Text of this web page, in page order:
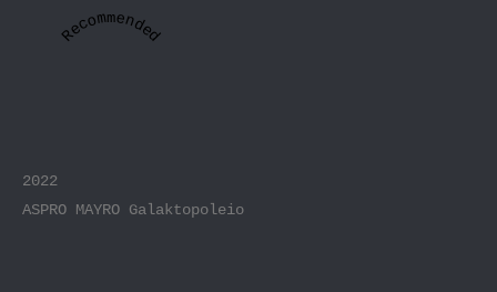
Recommended
2022
ASPRO MAYRO Galaktopoleio